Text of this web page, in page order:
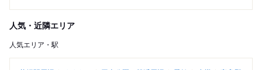
人気・近隣エリア
人気エリア・駅